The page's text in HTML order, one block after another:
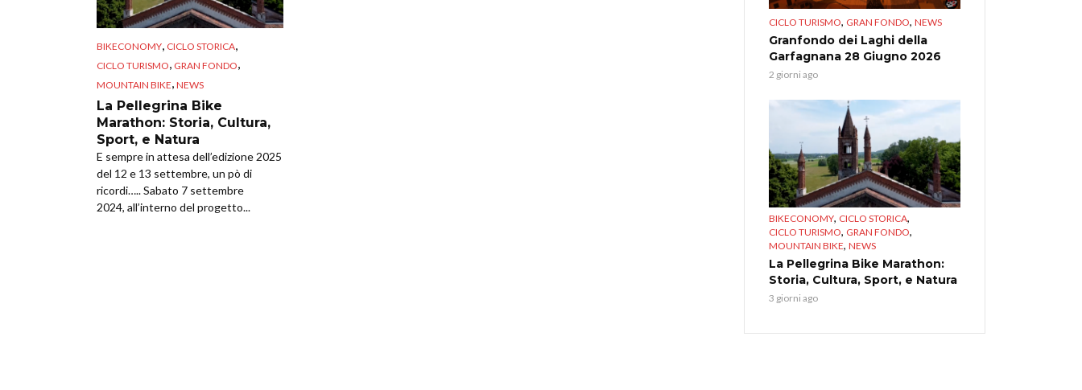
BIKECONOMY CICLO STORICA
CICLO TURISMO, GRAN FONDO,
MOUNTAIN BIKE, NEWS
La Pellegrina Bike
Marathon: Storia, Cultura,
Sport, e Natura
E sempre in attesa dell’edizione 2025
del 12 e 13 settembre, un pò di
ricordi….. Sabato 7 settembre
2024, all’interno del progetto...
CICLO TURISMO, GRAN FONDO, NEWS
Granfondo dei Laghi della
Garfagnana 28 Giugno 2026
2 giorni ago
BIKECONOMY, CICLO STORICA,
CICLO TURISMO, GRAN FONDO,
MOUNTAIN BIKE, NEWS
La Pellegrina Bike Marathon:
Storia, Cultura, Sport, e Natura
3 giorni ago